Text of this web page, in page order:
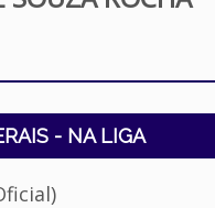
- NA LIGA